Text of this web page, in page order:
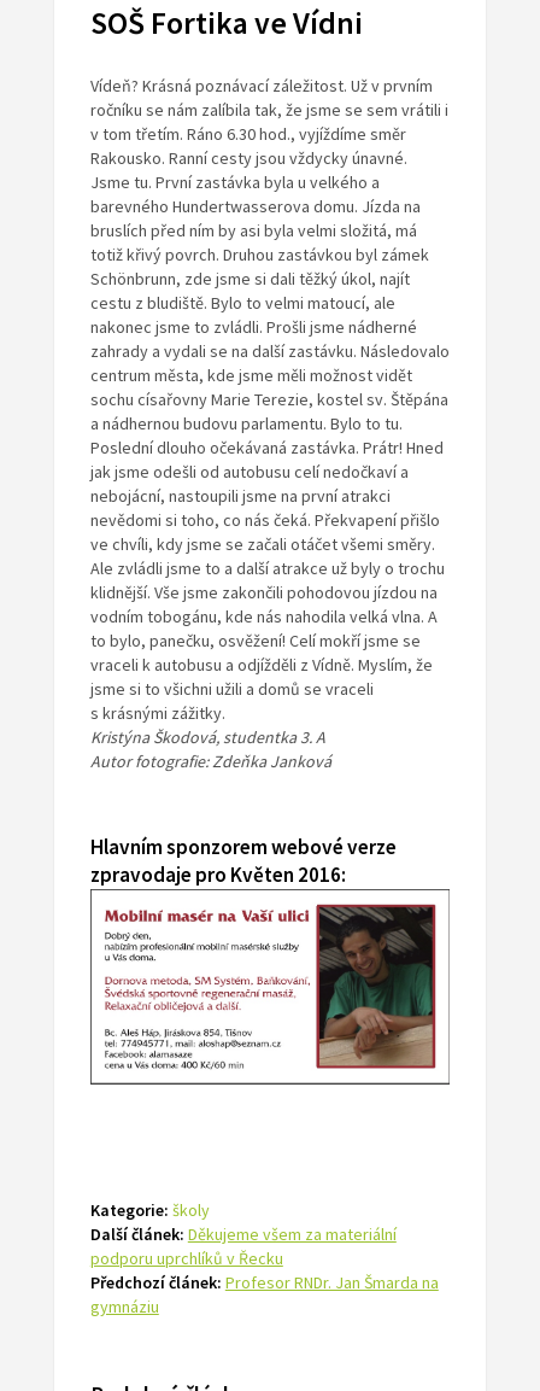
SOŠ Fortika ve Vídni
Vídeň? Krásná poznávací záležitost. Už v prvním
ročníku se nám zalíbila tak, že jsme se sem vrátili i
v tom třetím. Ráno 6.30 hod., vyjíždíme směr
Rakousko. Ranní cesty jsou vždycky únavné.
Jsme tu. První zastávka byla u velkého a
barevného Hundertwasserova domu. Jízda na
bruslích před ním by asi byla velmi složitá, má
totiž křivý povrch. Druhou zastávkou byl zámek
Schönbrunn, zde jsme si dali těžký úkol, najít
cestu z bludiště. Bylo to velmi matoucí, ale
nakonec jsme to zvládli. Prošli jsme nádherné
zahrady a vydali se na další zastávku. Následovalo
centrum města, kde jsme měli možnost vidět
sochu císařovny Marie Terezie, kostel sv. Štěpána
a nádhernou budovu parlamentu. Bylo to tu.
Poslední dlouho očekávaná zastávka. Prátr! Hned
jak jsme odešli od autobusu celí nedočkaví a
nebojácní, nastoupili jsme na první atrakci
nevědomi si toho, co nás čeká. Překvapení přišlo
ve chvíli, kdy jsme se začali otáčet všemi směry.
Ale zvládli jsme to a další atrakce už byly o trochu
klidnější. Vše jsme zakončili pohodovou jízdou na
vodním tobogánu, kde nás nahodila velká vlna. A
to bylo, panečku, osvěžení! Celí mokří jsme se
vraceli k autobusu a odjížděli z Vídně. Myslím, že
jsme si to všichni užili a domů se vraceli
s krásnými zážitky.
Kristýna Škodová, studentka 3. A
Autor fotografie: Zdeňka Janková
Hlavním sponzorem webové verze
zpravodaje pro Květen 2016:
Kategorie: školy
Další článek: Děkujeme všem za materiální
podporu uprchlíků v Řecku
Předchozí článek: Profesor RNDr. Jan Šmarda na
gymnáziu